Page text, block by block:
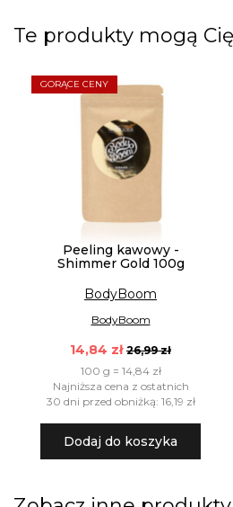
Te produkty mogą
GORĄCE CENY
Peeling kawowy -
Shimmer Gold 100g
BodyBoom
BodyBoom
14,84 zł 26,99 zł
100 g = 14,84 zł
Najniższa cena z ostatnich
30 dni przed obniżką: 16,19 zł
Dodaj do koszyka